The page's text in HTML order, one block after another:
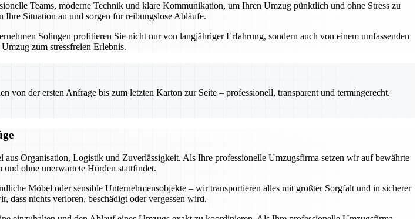
Teams, moderne Technik und klare Kommunikation, um Ihren Umzug pünktlich und ohne Stress zu
Situation an und sorgen für reibungslose Abläufe.
Solingen profitieren Sie nicht nur von langjähriger Erfahrung, sondern auch von einem umfassenden
zum stressfreien Erlebnis.
von der ersten Anfrage bis zum letzten Karton zur Seite – professionell, transparent und termingerecht.
Organisation, Logistik und Zuverlässigkeit. Als Ihre professionelle Umzugsfirma setzen wir auf bewährte
und ohne unerwartete Hürden stattfindet.
Möbel oder sensible Unternehmensobjekte – wir transportieren alles mit größter Sorgfalt und in sicherer
dass nichts verloren, beschädigt oder vergessen wird.